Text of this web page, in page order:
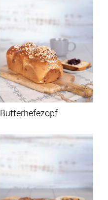
Butterhefezopf